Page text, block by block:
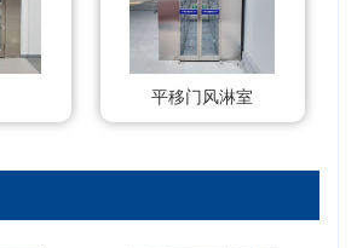
平移门风淋室